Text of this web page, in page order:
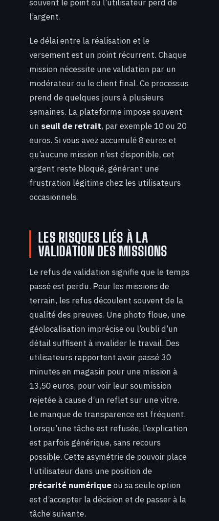
souvent le point où l’utilisateur perd de
l’argent.
Le délai entre la réalisation et le
versement est un point récurrent. Chaque
mission nécessite une validation par un
modérateur ou le client final. Ce processus
prend de quelques jours à plusieurs
semaines. La plateforme impose souvent
un seuil de retrait, par exemple 10 ou 20
euros. Si vous avez accumulé 8 euros et
qu’aucune mission n’est disponible, cet
argent reste bloqué, générant une
frustration légitime chez les utilisateurs
occasionnels.
LES RISQUES LIÉS À LA
VALIDATION DES MISSIONS
Le refus de validation signifie que le temps
passé est perdu. Pour les missions de
terrain, les refus découlent souvent de la
qualité des preuves. Une photo floue, une
géolocalisation imprécise ou l’oubli d’un
détail suffisent à invalider le travail. Des
utilisateurs rapportent avoir passé 30
minutes en magasin pour une mission à
13,50 euros, pour voir leur soumission
rejetée à cause d’un reflet sur une vitre.
Le manque de transparence est fréquent.
Lorsqu’une tâche est refusée, l’explication
est parfois générique, sans recours
possible. Cette asymétrie de pouvoir place
l’utilisateur dans une position de
précarité numériqueoù sa seule option
est d’accepter la décision et de passer à la
tâche suivante.